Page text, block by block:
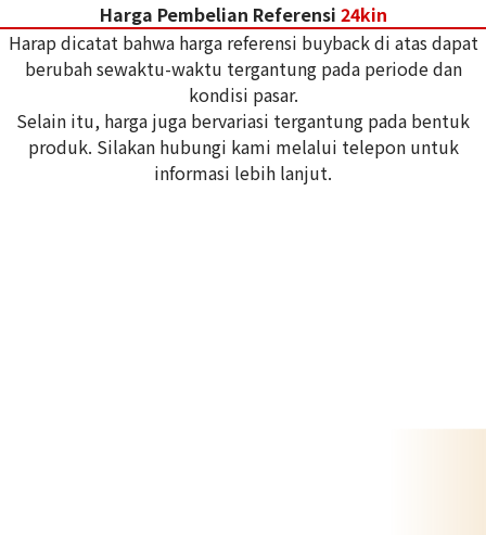
Harga Pembelian Referensi 24kin
Harap dicatat bahwa harga referensi buyback di atas dapat
berubah sewaktu-waktu tergantung pada periode dan
kondisi pasar.
Selain itu, harga juga bervariasi tergantung pada bentuk
produk. Silakan hubungi kami melalui telepon untuk
informasi lebih lanjut.